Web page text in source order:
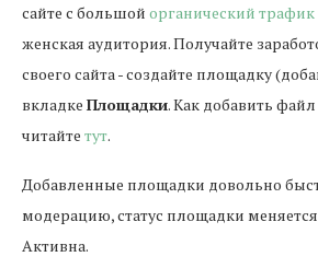
сайте с большой органический трафик
женская аудитория. Получайте
своего сайта - создайте площадку
вкладке Площадки. Как добавить
читайте тут.
Добавленные площадки довольно
модерацию, статус площадки
Активна.